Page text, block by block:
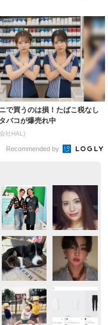
で買うのは損！たばこ税なし
バコが爆売れ中
社HAL)
Recommended by